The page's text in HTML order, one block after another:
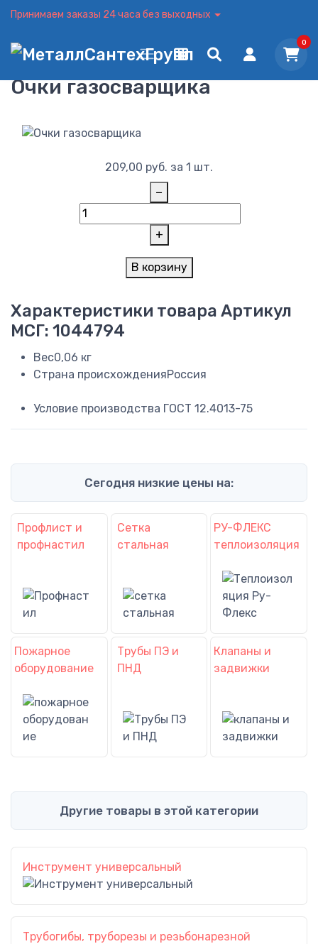
Принимаем заказы 24 часа без выходных
0
Очки газосварщика
209,00 руб. за 1 шт.
−
+
В корзину
Характеристики товара Артикул
МСГ: 1044794
Вес0,06 кг
Страна происхожденияРоссия
Условие производства ГОСТ 12.4013-75
Сегодня низкие цены на:
Профлист и
профнастил
Сетка
стальная
РУ-ФЛЕКС
теплоизоляция
Пожарное
оборудование
Трубы ПЭ и
ПНД
Клапаны и
задвижки
Другие товары в этой категории
Инструмент универсальный
Трубогибы, труборезы и резьбонарезной